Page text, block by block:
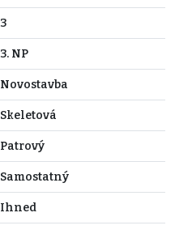
3
3. NP
Novostavba
Skeletová
Patrový
Samostatný
Ihned